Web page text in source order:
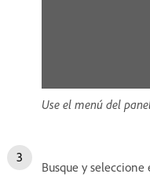
Use el menú del
Busque y